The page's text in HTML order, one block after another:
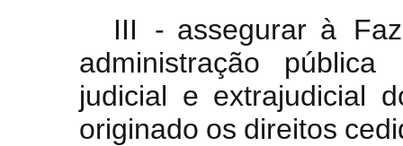
III
- assegurar à
administração pública
judicial e extrajudicial
originado os direitos